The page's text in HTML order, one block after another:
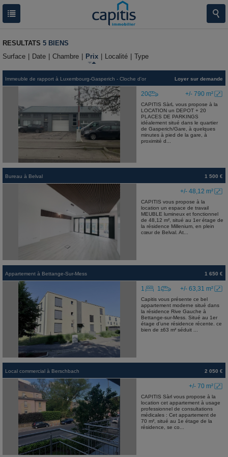
RESULTATS 5 BIENS
Surface
Date Chambre Prix Localité Type
Immeuble de rapport à Luxembourg-Gasperich - Cloche d'or Loyer sur demande
+/- 790 m²
20
CAPITIS SàrL vous propose à la
LOCATION un DEPOT + 20
PLACES DE PARKINGS
idéalement situé dans le quartier
de Gasperich/Gare, à quelques
minutes à pied de la gare, à
proximité d...
Bureau à Belval 1 500 €
+/- 48,12 m²
CAPITIS vous propose à la
location un espace de travail
MEUBLE lumineux et fonctionnel
de 48,12 m², situé au 1er étage de
la résidence Millenium, en plein
cœur de Belval. At...
Appartement à Bettange-Sur-Mess 1 650 €
+/- 63,31 m²
1 1
Capitis vous présente ce bel
appartement moderne situé dans
la résidence Rive Gauche à
Bettange-sur-Mess. Situé au 1er
étage d’une résidence récente. ce
bien de ±63 m² séduit ...
Local commercial à Berschbach 2 050 €
+/- 70 m²
CAPITIS Sàrl vous propose à la
location cet appartement à usage
professionnel de consultations
médicales : Cet appartement de
70 m², situé au 1e étage de la
résidence, se co...